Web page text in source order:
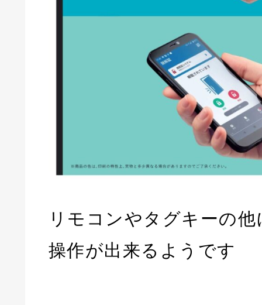
リモコンやタグキーの
操作が出来るようです